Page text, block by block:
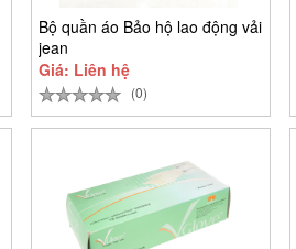
Bộ quần áo Bảo hộ lao động vải
jean
Giá: Liên hệ
(0)